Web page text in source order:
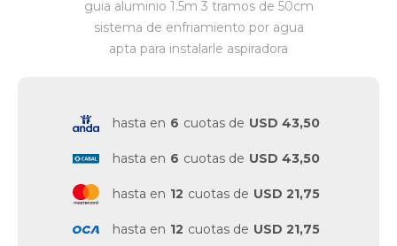
guia aluminio 1.5m 3 tramos de 50cm
sistema de enfriamiento por agua
apta para instalarle aspiradora
hasta en 6 cuotas de USD 43,50
hasta en 6 cuotas de USD 43,50
hasta en 12 cuotas de USD 21,75
hasta en 12 cuotas de USD 21,75
Vestimenta y calzado